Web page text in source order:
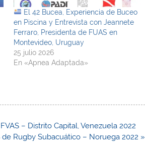
El 42 Bucea, Experiencia de Buceo
en Piscina y Entrevista con Jeannete
Ferraro, Presidenta de FUAS en
Montevideo, Uruguay
25 julio 2026
En «Apnea Adaptada»
– Distrito Capital, Venezuela 2022
de Rugby Subacuático – Noruega 2022 »